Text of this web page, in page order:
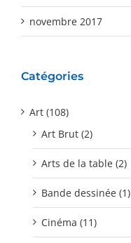
novembre 2017
Catégories
Art (108)
Art Brut (2)
Arts de la table (2)
Bande dessinée (1)
Cinéma (11)